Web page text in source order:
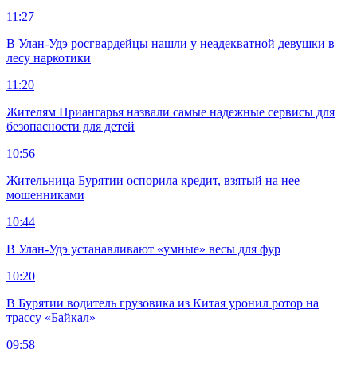
11:27
В Улан-Удэ росгвардейцы нашли у неадекватной девушки в
лесу наркотики
11:20
Жителям Приангарья назвали самые надежные сервисы для
безопасности для детей
10:56
Жительница Бурятии оспорила кредит, взятый на нее
мошенниками
10:44
В Улан-Удэ устанавливают «умные» весы для фур
10:20
В Бурятии водитель грузовика из Китая уронил ротор на
трассу «Байкал»
09:58